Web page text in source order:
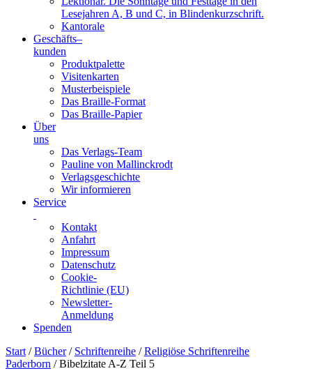
Lesejahren A, B und C, in Blindenkurzschrift.
Kantorale
Geschäfts­–
kunden
Produktpalette
Visitenkarten
Musterbeispiele
Das Braille-Format
Das Braille-Papier
Über
uns
Das Verlags-Team
Pauline von Mallinckrodt
Verlagsgeschichte
Wir informieren
Service
Kontakt
Anfahrt
Impressum
Datenschutz
Cookie-
Richtlinie (EU)
Newsletter-
Anmeldung
Spenden
Skip
to
Start /Bücher/ Schriftenreihe /Religiöse Schriftenreihe
Paderborn / Bibelzitate A-Z Teil 5